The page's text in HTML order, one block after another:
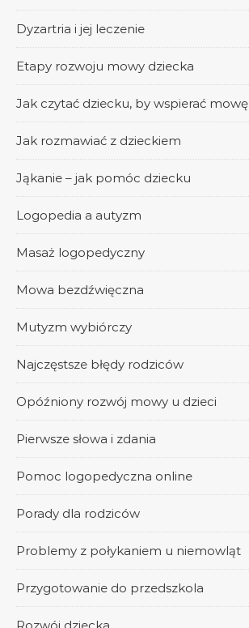
Dyzartria i jej leczenie
Etapy rozwoju mowy dziecka
Jak czytać dziecku, by wspierać mowę
Jak rozmawiać z dzieckiem
Jąkanie – jak pomóc dziecku
Logopedia a autyzm
Masaż logopedyczny
Mowa bezdźwięczna
Mutyzm wybiórczy
Najczęstsze błędy rodziców
Opóźniony rozwój mowy u dzieci
Pierwsze słowa i zdania
Pomoc logopedyczna online
Porady dla rodziców
Problemy z połykaniem u niemowląt
Przygotowanie do przedszkola